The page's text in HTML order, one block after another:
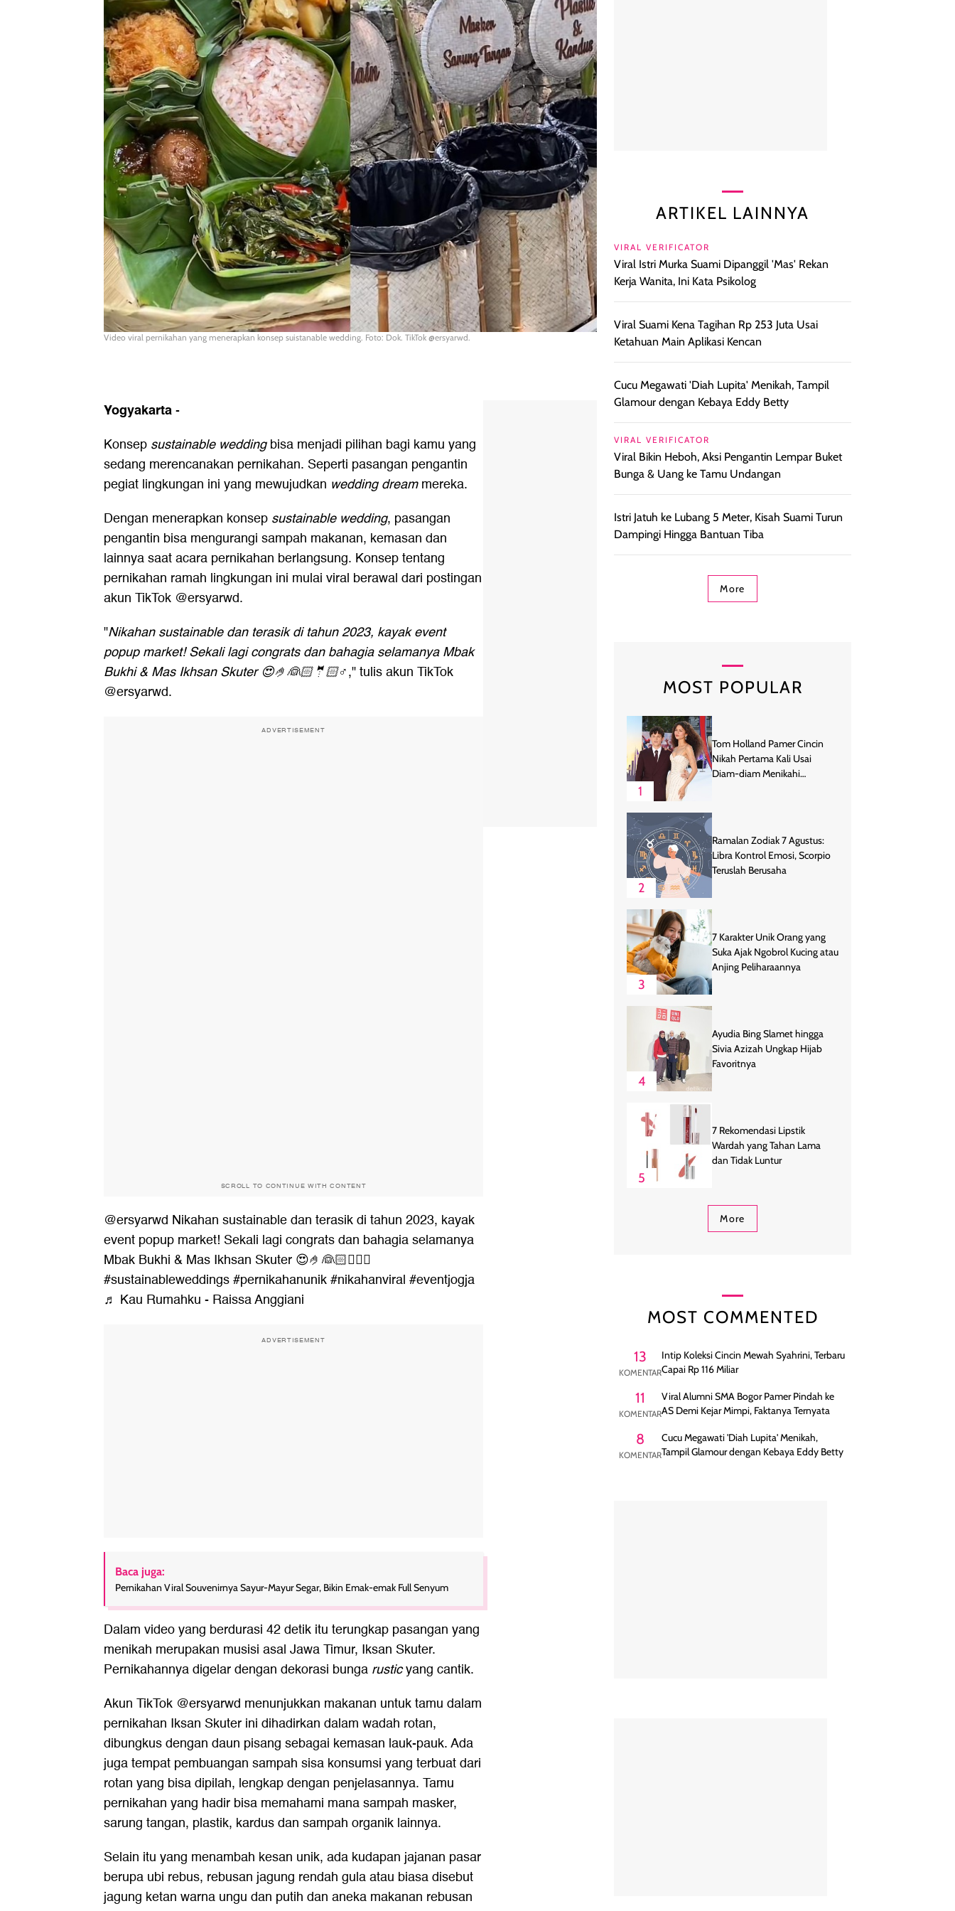
Video viral pernikahan yang menerapkan konsep suistanable wedding. Foto: Dok. TikTok @ersyarwd.
Yogyakarta-
Konsep sustainable weddingbisa menjadi pilihan bagi kamu yang
sedang merencanakan pernikahan. Seperti pasangan pengantin
pegiat lingkungan ini yang mewujudkan wedding dreammereka.
Dengan menerapkan konsep sustainable wedding, pasangan
pengantin bisa mengurangi sampah makanan, kemasan dan
lainnya saat acara pernikahan berlangsung. Konsep tentang
pernikahan ramah lingkungan ini mulai viral berawal dari postingan
akun TikTok @ersyarwd.
"Nikahan sustainable dan terasik di tahun 2023, kayak event
popup market! Sekali lagi congrats dan bahagia selamanya Mbak
Bukhi & Mas Ikhsan Skuter 😍🤌👰🏻🤵🏻♂️," tulis akun TikTok
@ersyarwd.
ADVERTISEMENT
SCROLL TO CONTINUE WITH CONTENT
@ersyarwd Nikahan sustainable dan terasik di tahun 2023, kayak
event popup market! Sekali lagi congrats dan bahagia selamanya
Mbak Bukhi & Mas Ikhsan Skuter 😍🤌👰🏻🤵🏻‍♂️
#sustainableweddings#pernikahanunik#nikahanviral #eventjogja
♬ Kau Rumahku - Raissa Anggiani
ADVERTISEMENT
Baca juga:
Pernikahan Viral Souvenirnya Sayur-Mayur Segar, Bikin Emak-emak Full Senyum
Dalam video yang berdurasi 42 detik itu terungkap pasangan yang
menikah merupakan musisi asal Jawa Timur, Iksan Skuter.
Pernikahannya digelar dengan dekorasi bunga rusticyang cantik.
Akun TikTok @ersyarwd menunjukkan makanan untuk tamu dalam
pernikahan Iksan Skuter ini dihadirkan dalam wadah rotan,
dibungkus dengan daun pisang sebagai kemasan lauk-pauk. Ada
juga tempat pembuangan sampah sisa konsumsi yang terbuat dari
rotan yang bisa dipilah, lengkap dengan penjelasannya. Tamu
pernikahan yang hadir bisa memahami mana sampah masker,
sarung tangan, plastik, kardus dan sampah organik lainnya.
Selain itu yang menambah kesan unik, ada kudapan jajanan pasar
berupa ubi rebus, rebusan jagung rendah gula atau biasa disebut
jagung ketan warna ungu dan putih dan aneka makanan rebusan
ARTIKEL LAINNYA
VIRAL VERIFICATOR
Viral Istri Murka Suami Dipanggil 'Mas' Rekan
Kerja Wanita, Ini Kata Psikolog
Viral Suami Kena Tagihan Rp 253 Juta Usai
Ketahuan Main Aplikasi Kencan
Cucu Megawati 'Diah Lupita' Menikah, Tampil
Glamour dengan Kebaya Eddy Betty
VIRAL VERIFICATOR
Viral Bikin Heboh, Aksi Pengantin Lempar Buket
Bunga & Uang ke Tamu Undangan
Istri Jatuh ke Lubang 5 Meter, Kisah Suami Turun
Dampingi Hingga Bantuan Tiba
More
MOST POPULAR
1
Tom Holland Pamer Cincin
Nikah Pertama Kali Usai
Diam-diam Menikahi
2
Ramalan Zodiak 7 Agustus:
Libra Kontrol Emosi, Scorpio
Teruslah Berusaha
3
7 Karakter Unik Orang yang
Suka Ajak Ngobrol Kucing atau
Anjing Peliharaannya
4
Ayudia Bing Slamet hingga
Sivia Azizah Ungkap Hijab
Favoritnya
5
7 Rekomendasi Lipstik
Wardah yang Tahan Lama
dan Tidak Luntur
More
MOST COMMENTED
13
KOMENTAR
Intip Koleksi Cincin Mewah Syahrini, Terbaru
Capai Rp 116 Miliar
11
KOMENTAR
Viral Alumni SMA Bogor Pamer Pindah ke
AS Demi Kejar Mimpi, Faktanya Ternyata
8
KOMENTAR
Cucu Megawati 'Diah Lupita' Menikah,
Tampil Glamour dengan Kebaya Eddy Betty